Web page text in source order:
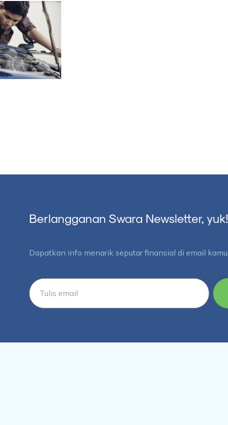
Berlangganan Swara Newsletter, yuk!
Dapatkan info menarik seputar finansial di email kamu.